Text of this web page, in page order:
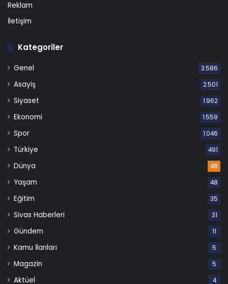
Reklam
İletişim
Kategoriler
Genel 3.586
Asayiş 2.501
Siyaset 1.962
Ekonomi 1.559
Spor 1.046
Türkiye 491
Dünya 48
Yaşam 48
Eğitim 35
Sivas Haberleri 31
Gündem 11
Kamu İlanları 5
Magazin 5
Aktüel 4